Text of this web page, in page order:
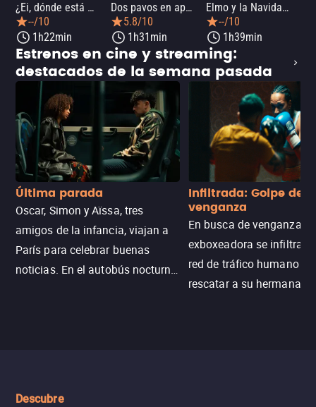
¿Ei, dónde está mi perro?
--/10
1h22min
Dos pavos en apuros
5.8/10
1h31min
Elmo y la Navidad mágica de Mark Rober
--/10
1h39min
Estrenos en cine y streaming:
destacados de la semana pasada
Última parada
Oscar, Simon y Aïssa, tres
amigos de la infancia, viajan a
París para celebrar buenas
noticias. En el autobús nocturno
Infiltrada: Golpe de
venganza
En busca de venganza,
exboxeadora se infiltra
red de tráfico humano
rescatar a su hermana
Descubre